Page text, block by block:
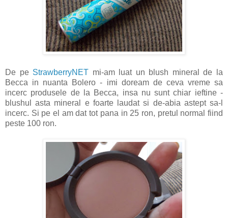
De pe StrawberryNET mi-am luat un blush mineral de la
Becca in nuanta Bolero - imi doream de ceva vreme sa
incerc produsele de la Becca, insa nu sunt chiar ieftine -
blushul asta mineral e foarte laudat si de-abia astept sa-l
incerc. Si pe el am dat tot pana in 25 ron, pretul normal fiind
peste 100 ron.